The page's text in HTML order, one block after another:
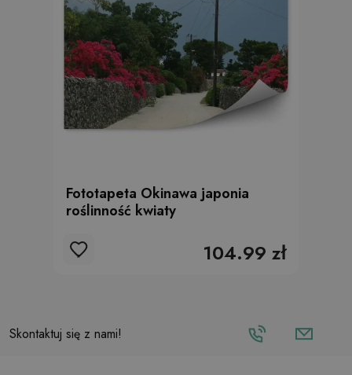
Fototapeta Okinawa japonia
roślinność kwiaty
104.99 zł
Skontaktuj się z nami!